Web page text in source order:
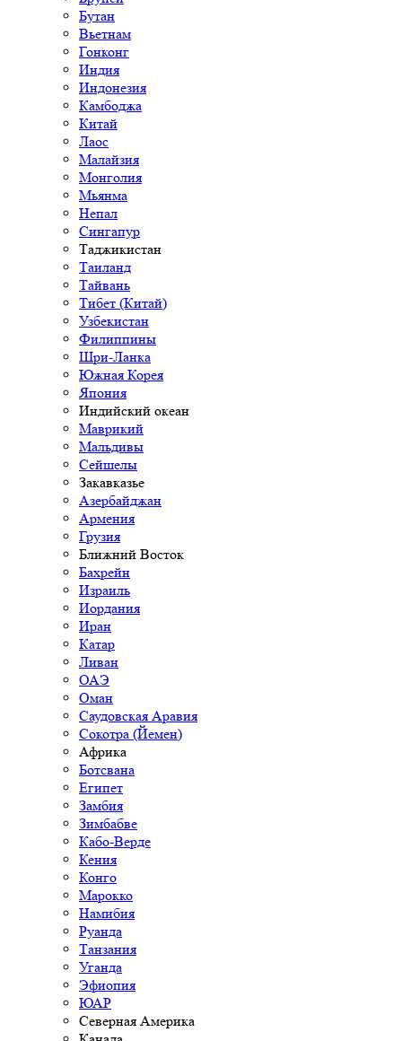
Бутан
Вьетнам
Гонконг
Индия
Индонезия
Камбоджа
Китай
Лаос
Малайзия
Монголия
Мьянма
Непал
Сингапур
Таджикистан
Таиланд
Тайвань
Тибет (Китай)
Узбекистан
Филиппины
Шри-Ланка
Южная Корея
Япония
Индийский океан
Маврикий
Мальдивы
Сейшелы
Закавказье
Азербайджан
Армения
Грузия
Ближний Восток
Бахрейн
Израиль
Иордания
Иран
Катар
Ливан
ОАЭ
Оман
Саудовская Аравия
Сокотра (Йемен)
Африка
Ботсвана
Египет
Замбия
Зимбабве
Кабо-Верде
Кения
Конго
Марокко
Намибия
Руанда
Танзания
Уганда
Эфиопия
ЮАР
Северная Америка